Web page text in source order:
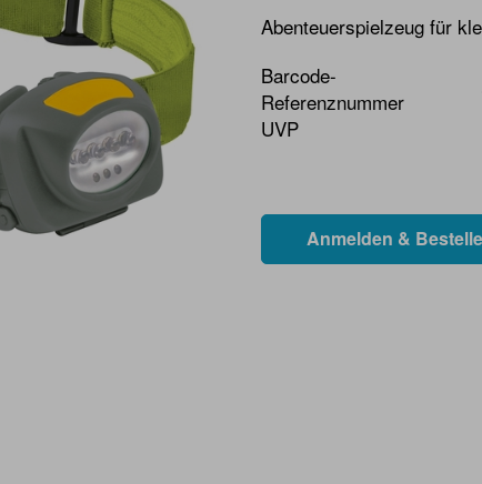
Abenteuerspielzeug für
Barcode-
Referenznummer
UVP